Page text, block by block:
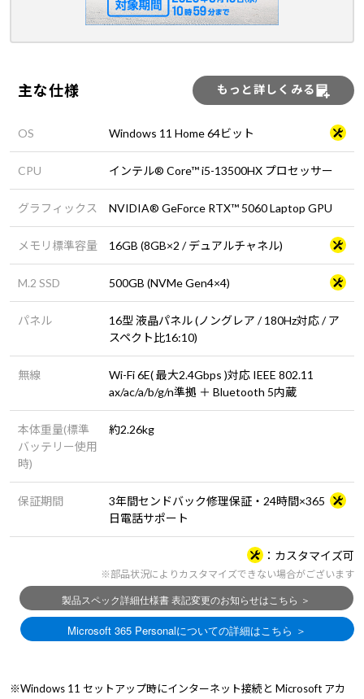
主な仕様 もっと詳しくみる
OS Windows 11 Home 64ビット
CPU インテル® Core™ i5-13500HX プロセッサー
グラフィックス NVIDIA® GeForce RTX™ 5060 Laptop GPU
メモリ標準容量 16GB (8GB×2 / デュアルチャネル)
M.2 SSD 500GB (NVMe Gen4×4)
パネル
16型 液晶パネル (ノングレア / 180Hz対応 / ア
スペクト比16:10)
無線
Wi-Fi 6E( 最大2.4Gbps )対応 IEEE 802.11
ax/ac/a/b/g/n準拠 ＋ Bluetooth 5内蔵
本体重量(標準
バッテリー使用
時)
約2.26kg
保証期間
3年間センドバック修理保証・24時間×365
日電話サポート
カスタマイズ可
※部品状況によりカスタマイズできない場合がございます
※Windows 11 セットアップ時にインターネット接続と Microsoft アカ